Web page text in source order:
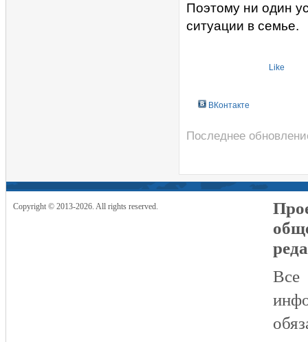
Поэтому ни один
ситуации в семье.
Like
ВКонтакте
Последнее
Copyright © 2013-2026. All rights reserved.